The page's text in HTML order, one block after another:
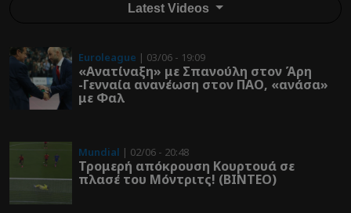
Latest Videos
Euroleague | 03/06 - 19:09
«Ανατίναξη» με Σπανούλη στον Άρη
-Γενναία ανανέωση στον ΠΑΟ, «ανάσα»
με Φαλ
Mundial | 02/06 - 20:48
Τρομερή απόκρουση Κουρτουά σε
πλασέ του Μόντριτς! (ΒΙΝΤΕΟ)